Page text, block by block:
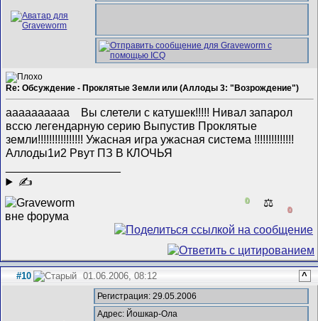
Re: Обсуждение - Проклятые Земли или (Аллоды 3: "Возрождение")
аааааааааа
Вы слетели с катушек!!!!! Нивал запарол
вссю легендарную серию Выпустив Проклятые
земли!!!!!!!!!!!!!!!! Ужасная игра ужасная система !!!!!!!!!!!!!!
Аллоды1и2 Рвут ПЗ В КЛОЧЬЯ
✍
0 ⚖️
0
#10 01.06.2006, 08:12 ^
Регистрация: 29.05.2006
Адрес: Йошкар-Ола